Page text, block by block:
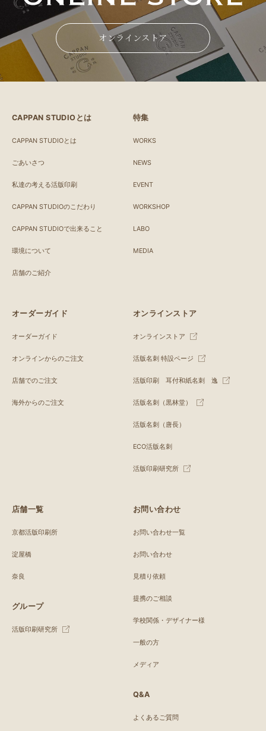
オンラインストア
CAPPAN STUDIOとは
CAPPAN STUDIOとは
ごあいさつ
私達の考える活版印刷
CAPPAN STUDIOのこだわり
CAPPAN STUDIOで出来ること
環境について
店舗のご紹介
特集
WORKS
NEWS
EVENT
WORKSHOP
LABO
MEDIA
オーダーガイド
オーダーガイド
オンラインからのご注文
店舗でのご注文
海外からのご注文
オンラインストア
オンラインストア
活版名刺 特設ページ
活版印刷 耳付和紙名刺 逸
活版名刺（黒林堂）
活版名刺（唐長）
ECO活版名刺
活版印刷研究所
店舗一覧
京都活版印刷所
淀屋橋
奈良
グループ
活版印刷研究所
お問い合わせ
お問い合わせ一覧
お問い合わせ
見積り依頼
提携のご相談
学校関係・デザイナー様
一般の方
メディア
Q&A
よくあるご質問